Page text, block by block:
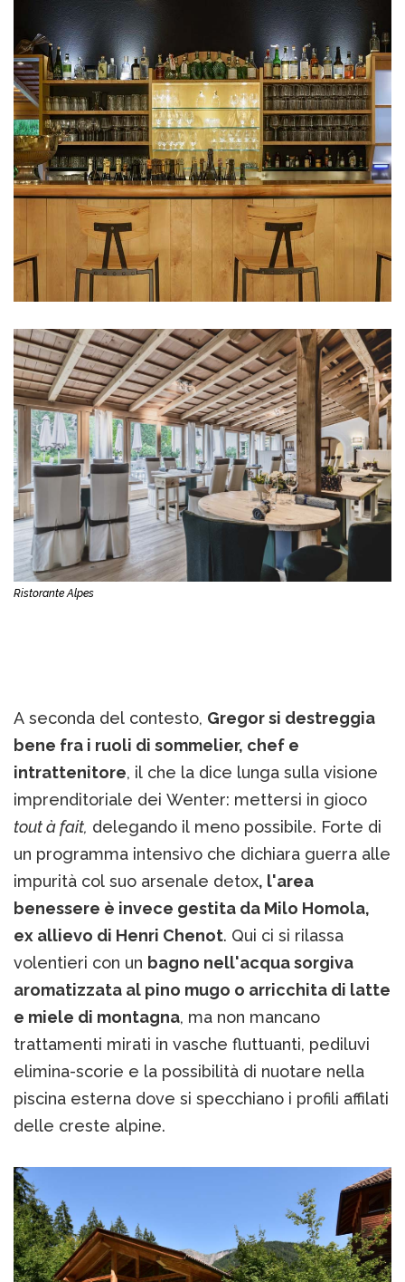
Ristorante Alpes
A seconda del contesto, Gregor si destreggia
bene fra i ruoli di sommelier, chef e
intrattenitore, il che la dice lunga sulla visione
imprenditoriale dei Wenter: mettersi in gioco
tout à fait, delegando il meno possibile. Forte di
un programma intensivo che dichiara guerra alle
impurità col suo arsenale detox, l'area
benessere è invece gestita da Milo Homola,
ex allievo di Henri Chenot. Qui ci si rilassa
volentieri con un bagno nell'acqua sorgiva
aromatizzata al pino mugo o arricchita di latte
e miele di montagna, ma non mancano
trattamenti mirati in vasche fluttuanti, pediluvi
elimina-scorie e la possibilità di nuotare nella
piscina esterna dove si specchiano i profili affilati
delle creste alpine.